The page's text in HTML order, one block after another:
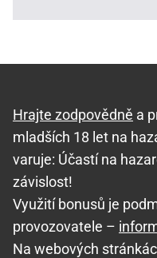
Hrajte zodpovědně a
mladších 18 let na
varuje: Účastí na
závislost!
Využití bonusů je
provozovatele –
Na webových